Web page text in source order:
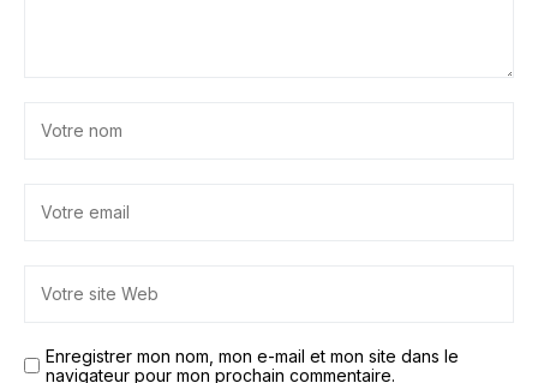
Enregistrer mon nom, mon e-mail et mon site dans le
navigateur pour mon prochain commentaire.